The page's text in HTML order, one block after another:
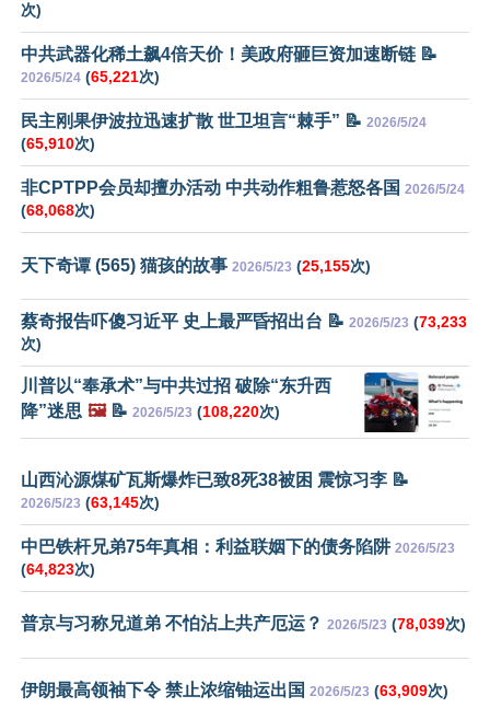
次)
中共武器化稀土飙4倍天价！美政府砸巨资加速断链 📝
2026/5/24 (65,221次)
民主刚果伊波拉迅速扩散 世卫坦言“棘手” 📝 2026/5/24
(65,910次)
非CPTPP会员却擅办活动 中共动作粗鲁惹怒各国 2026/5/24
(68,068次)
天下奇谭 (565) 猫孩的故事 2026/5/23 (25,155次)
蔡奇报告吓傻习近平 史上最严昏招出台 📝 2026/5/23 (73,233
次)
川普以“奉承术”与中共过招 破除“东升西
降”迷思 🖼️📝 2026/5/23 (108,220次)
山西沁源煤矿瓦斯爆炸已致8死38被困 震惊习李 📝
2026/5/23 (63,145次)
中巴铁杆兄弟75年真相：利益联姻下的债务陷阱 2026/5/23
(64,823次)
普京与习称兄道弟 不怕沾上共产厄运？ 2026/5/23 (78,039次)
伊朗最高领袖下令 禁止浓缩铀运出国 2026/5/23 (63,909次)